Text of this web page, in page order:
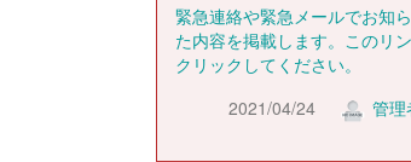
緊急連絡や緊急メールでお知
た内容を掲載します。このリ
クリックしてください。
2021/04/24
管理